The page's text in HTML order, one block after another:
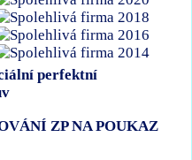
ZP NA POUKAZ